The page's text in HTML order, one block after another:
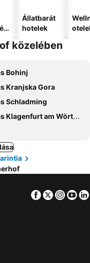
Állatbarát
hotelek
közelében
Bohinj
Kranjska Gora
Schladming
am Wörthersee
Facebook
Twitter